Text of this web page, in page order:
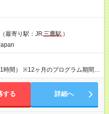
されます。その後は昇給制度があ
期間なし
最寄り駅：JR 三鷹駅 ）
ラム期間中
せん。プログラム修了後に正社員
する 詳細へ